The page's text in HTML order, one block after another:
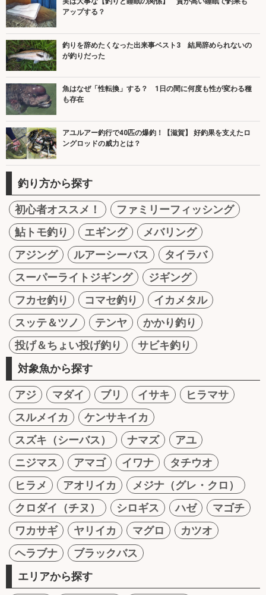
アップする？
釣りを辞めたくなった出来事ベスト3 結局辞められないの
が釣りだった
魚はなぜ「性転換」する？ 1日の間に何度も性が変わる種
も存在
アユルアー釣行で40匹の爆釣！【滋賀】 好釣果を支えたロ
ングロッドの威力とは？
釣り方から探す
初心者オススメ！
ファミリーフィッシング
鮎トモ釣り
エギング
メバリング
アジング
ルアーシーバス
タイラバ
スーパーライトジギング
ジギング
フカセ釣り
コマセ釣り
イカメタル
スッテ＆ツノ
テンヤ
かかり釣り
投げ＆ちょい投げ釣り
サビキ釣り
対象魚から探す
アジ マダイ ブリ イサキ
ヒラマサ
スルメイカ
ケンサキイカ
スズキ（シーバス）
ナマズ
アユ
ニジマス
アマゴ イワナ
タチウオ
ヒラメ
アオリイカ
メジナ（グレ・クロ）
クロダイ（チヌ）
シロギス ハゼ
マゴチ
ワカサギ
ヤリイカ マグロ
カツオ
ヘラブナ
ブラックバス
エリアから探す